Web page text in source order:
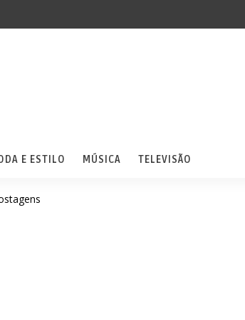
E ESTILO MÚSICA TELEVISÃO